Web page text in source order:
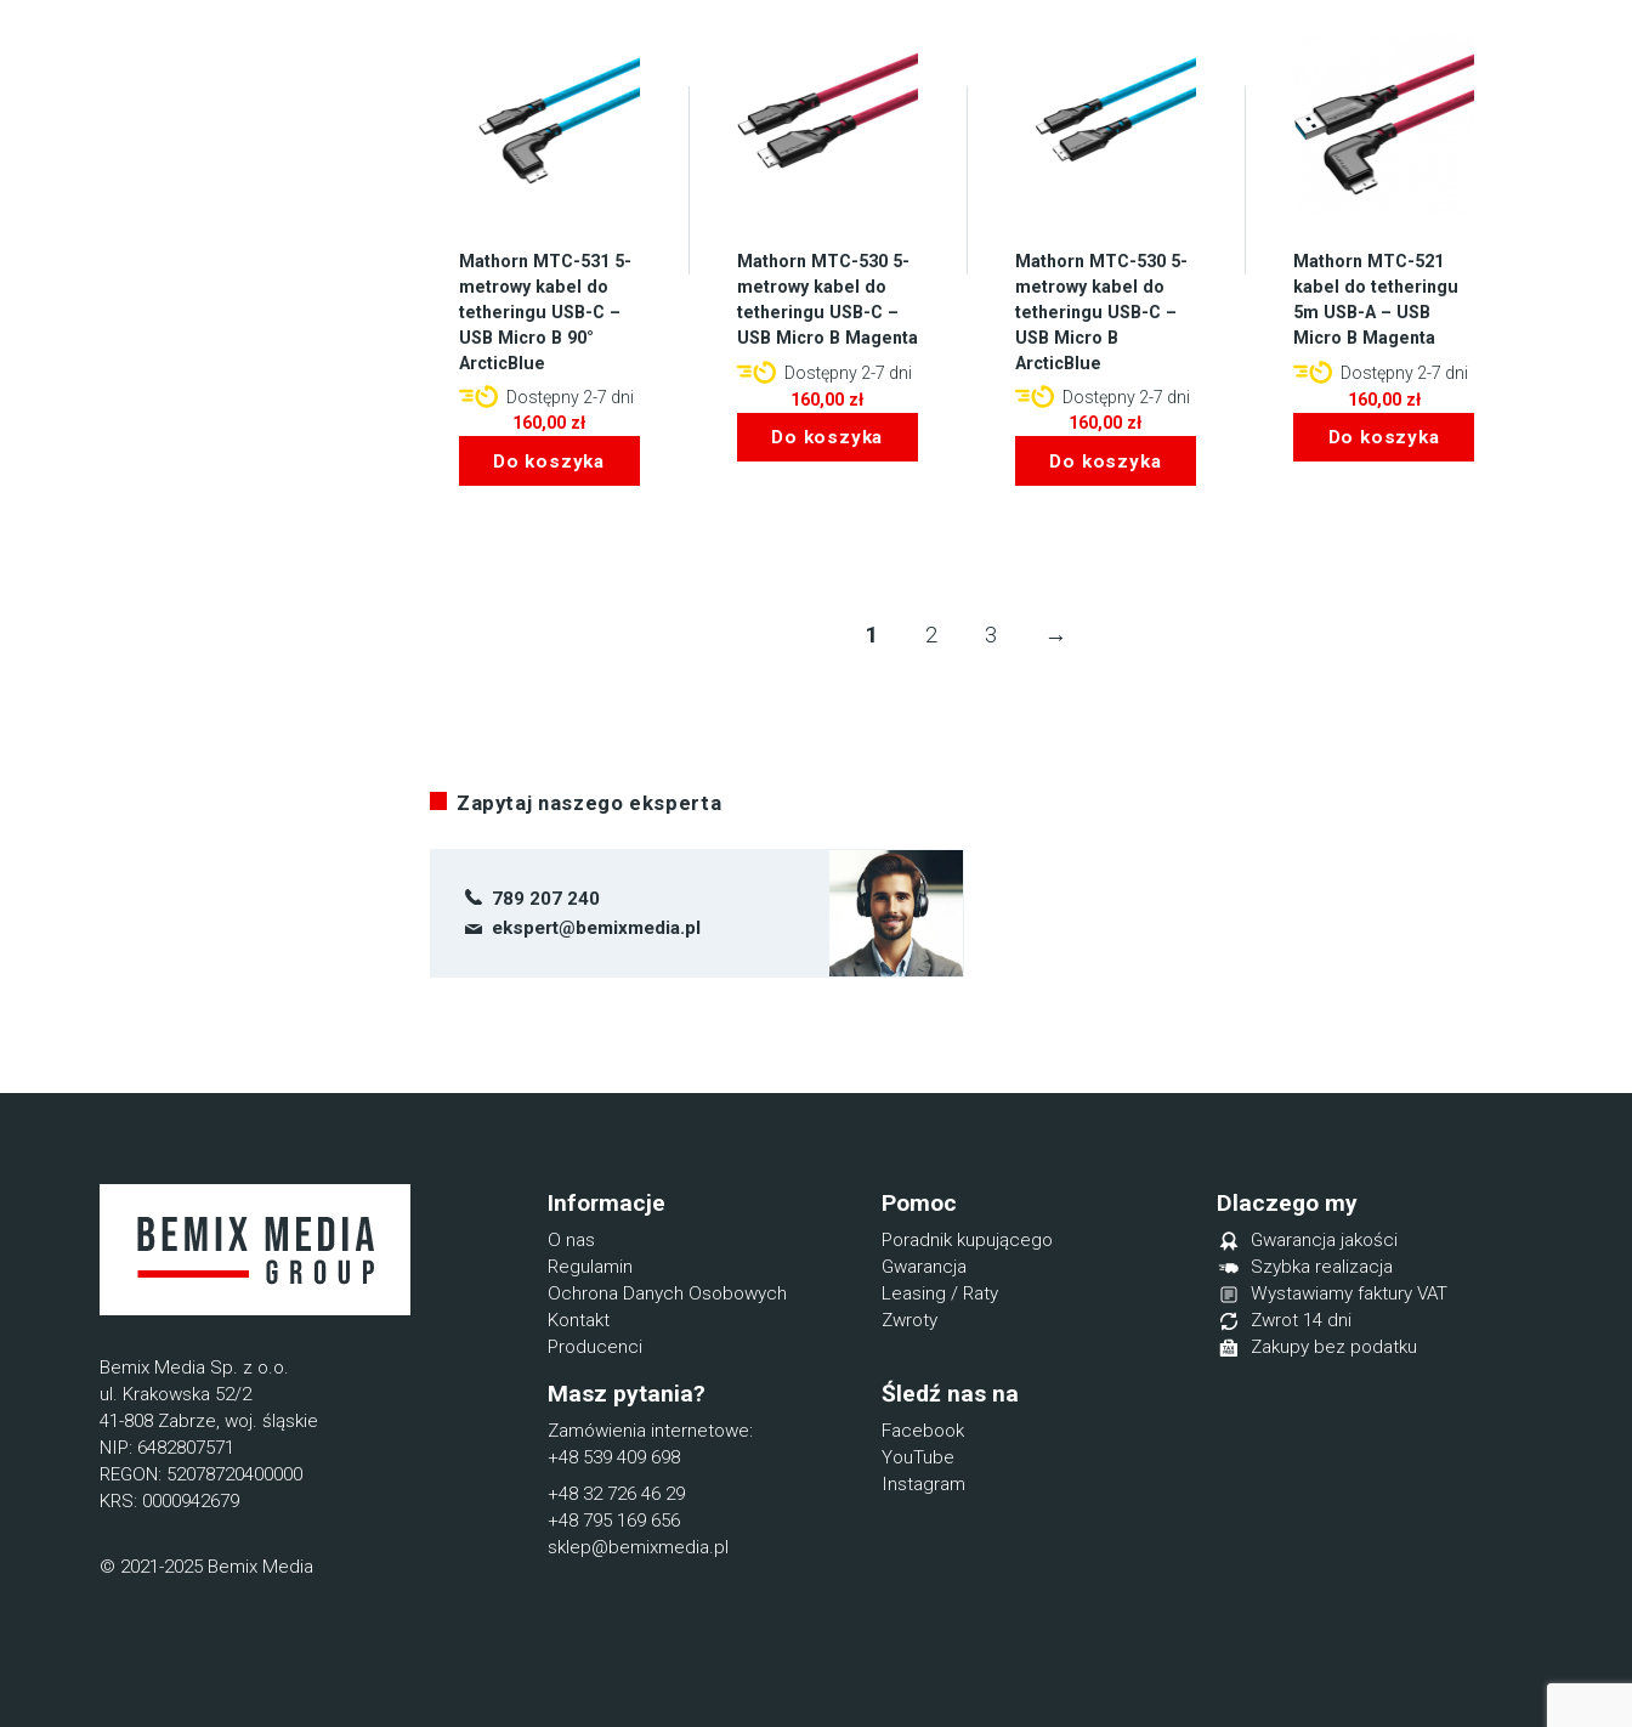
Mathorn MTC-531 5-
metrowy kabel do
tetheringu USB-C –
USB Micro B 90°
ArcticBlue
Dostępny 2-7 dni
160,00 zł
Do koszyka
Mathorn MTC-530 5-
metrowy kabel do
tetheringu USB-C –
USB Micro B Magenta
Dostępny 2-7 dni
160,00 zł
Do koszyka
Mathorn MTC-530 5-
metrowy kabel do
tetheringu USB-C –
USB Micro B
ArcticBlue
Dostępny 2-7 dni
160,00 zł
Do koszyka
Mathorn MTC-521
kabel do tetheringu
5m USB-A – USB
Micro B Magenta
Dostępny 2-7 dni
160,00 zł
Do koszyka
1 2 3 →
Zapytaj naszego eksperta
789 207 240
ekspert@bemixmedia.pl
Bemix Media Sp. z o.o.
ul. Krakowska 52/2
41-808 Zabrze, woj. śląskie
NIP: 6482807571
REGON: 52078720400000
KRS: 0000942679
© 2021-2025 Bemix Media
Informacje
O nas
Regulamin
Ochrona Danych Osobowych
Kontakt
Producenci
Pomoc
Poradnik kupującego
Gwarancja
Leasing / Raty
Zwroty
Dlaczego my
Gwarancja jakości
Szybka realizacja
Wystawiamy faktury VAT
Zwrot 14 dni
Zakupy bez podatku
Masz pytania?
Zamówienia internetowe:
+48 539 409 698
+48 32 726 46 29
+48 795 169 656
sklep@bemixmedia.pl
Śledź nas na
Facebook
YouTube
Instagram